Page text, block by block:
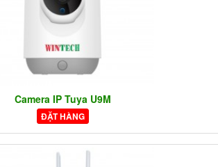
Camera IP Tuya U9M
ĐẶT HÀNG